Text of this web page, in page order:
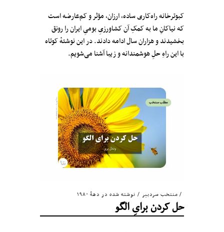
کبوترخانه‌ راه‌کاری ساده‌، ارزان، مؤثر و کم‌عارضه است
که نیاکانِ ما به کمکِ آن کشاورزیِ بومیِ ایران را رونق
بخشیدند و هزاران سال ادامه دادند. در این نوشتهٔ کوتاه
با این راهِ حلِ هوشمندانه و زیبا آشنا می‌شویم.
منتخب سردبیر / نوشته شده در دههٔ ۱۹۸۰
حل کردن برایِ الگو